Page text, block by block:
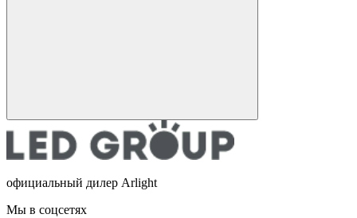
официальный дилер Arlight
Мы в соцсетях